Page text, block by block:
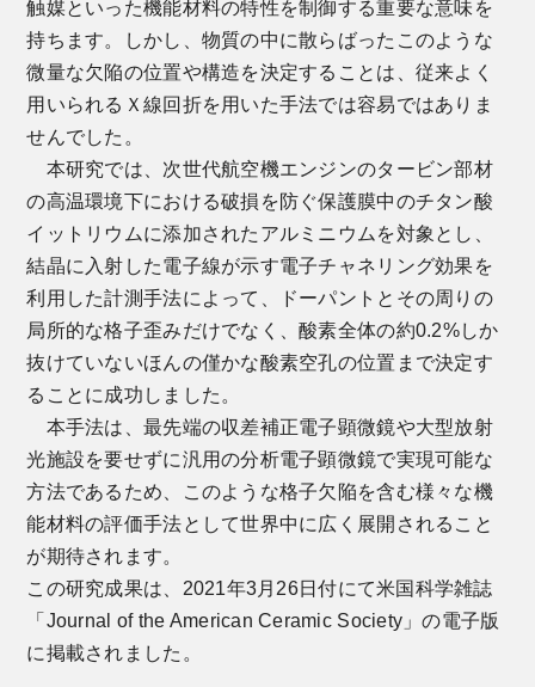
触媒といった機能材料の特性を制御する重要な意味を
持ちます。しかし、物質の中に散らばったこのような
微量な欠陥の位置や構造を決定することは、従来よく
用いられるＸ線回折を用いた手法では容易ではありま
せんでした。
本研究では、次世代航空機エンジンのタービン部材
の高温環境下における破損を防ぐ保護膜中のチタン酸
イットリウムに添加されたアルミニウムを対象とし、
結晶に入射した電子線が示す電子チャネリング効果を
利用した計測手法によって、ドーパントとその周りの
局所的な格子歪みだけでなく、酸素全体の約0.2%しか
抜けていないほんの僅かな酸素空孔の位置まで決定す
ることに成功しました。
本手法は、最先端の収差補正電子顕微鏡や大型放射
光施設を要せずに汎用の分析電子顕微鏡で実現可能な
方法であるため、このような格子欠陥を含む様々な機
能材料の評価手法として世界中に広く展開されること
が期待されます。
この研究成果は、2021年3月26日付にて米国科学雑誌
「Journal of the American Ceramic Society」の電子版
に掲載されました。